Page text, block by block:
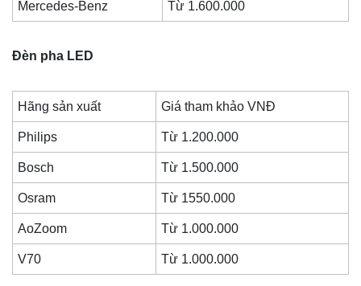
Mercedes-Benz Từ 1.600.000
Đèn pha LED
Hãng sản xuất Giá tham khảo VNĐ
Philips Từ 1.200.000
Bosch Từ 1.500.000
Osram Từ 1550.000
AoZoom Từ 1.000.000
V70 Từ 1.000.000